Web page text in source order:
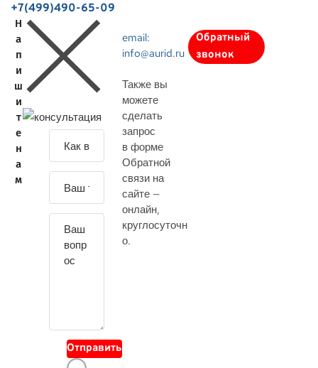
+7(499)490-65-09
Н
а
п
и
ш
и
т
е
н
а
м
Отправить
email:
info@aurid.ru
Также вы
можете
сделать
запрос
в форме
Обратной
связи на
сайте —
онлайн,
круглосуточн
о.
Обратный
звонок